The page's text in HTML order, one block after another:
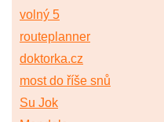
volný 5
routeplanner
doktorka.cz
most do říše snů
Su Jok